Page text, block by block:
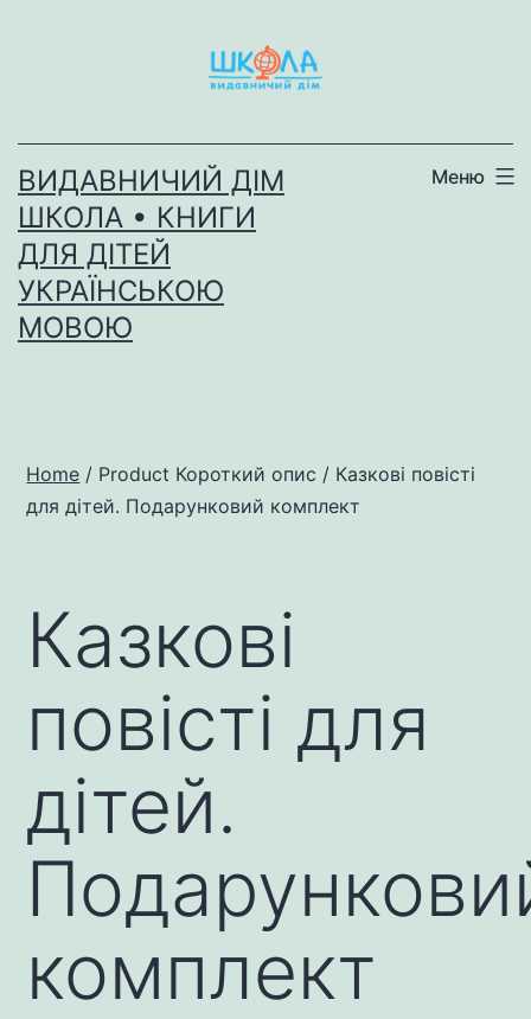
ВИДАВНИЧИЙ ДІМ
ШКОЛА • КНИГИ
ДЛЯ ДІТЕЙ
УКРАЇНСЬКОЮ
МОВОЮ
Меню
Home / Product Короткий опис / Казкові повісті
для дітей. Подарунковий комплект
Казкові
повісті для
дітей.
комплект